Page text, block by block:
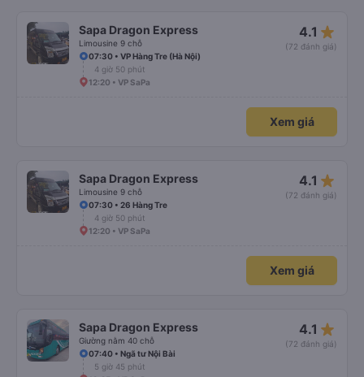
Sapa Dragon Express
Limousine 9 chỗ
4.1 star_rate
(72 đánh giá)
07:30 • VP Hàng Tre (Hà Nội)
4 giờ 50 phút
12:20 • VP SaPa
Xem giá
Sapa Dragon Express
Limousine 9 chỗ
4.1 star_rate
(72 đánh giá)
07:30 • 26 Hàng Tre
4 giờ 50 phút
12:20 • VP SaPa
Xem giá
Sapa Dragon Express
Giường nằm 40 chỗ
4.1 star_rate
(72 đánh giá)
07:40 • Ngã tư Nội Bài
5 giờ 45 phút